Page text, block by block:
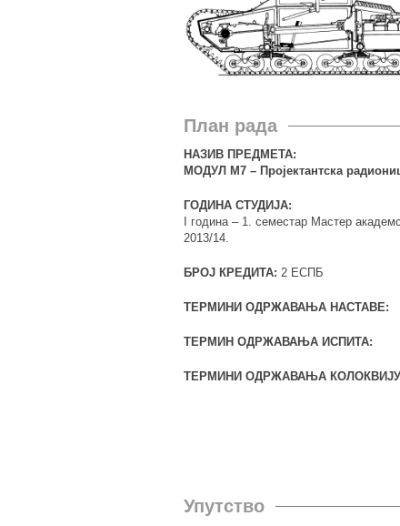
План рада
НАЗИВ ПРЕДМЕТА:
МОДУЛ М7 – Пројектантска
ГОДИНА СТУДИЈА:
I година – 1. семестар Мастер
2013/14.
БРОЈ КРЕДИТА: 2 ЕСПБ
ТЕРМИНИ ОДРЖАВАЊА НАСТАВЕ:
ТЕРМИН ОДРЖАВАЊА ИСПИТА:
ТЕРМИНИ ОДРЖАВАЊА
Упутство